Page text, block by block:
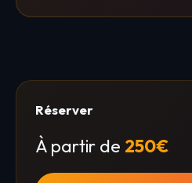
Réserver
À partir de 250€